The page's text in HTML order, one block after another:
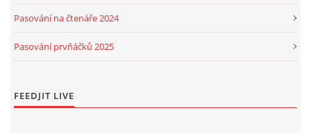
Pasování na čtenáře 2024
Pasování prvňáčků 2025
FEEDJIT LIVE